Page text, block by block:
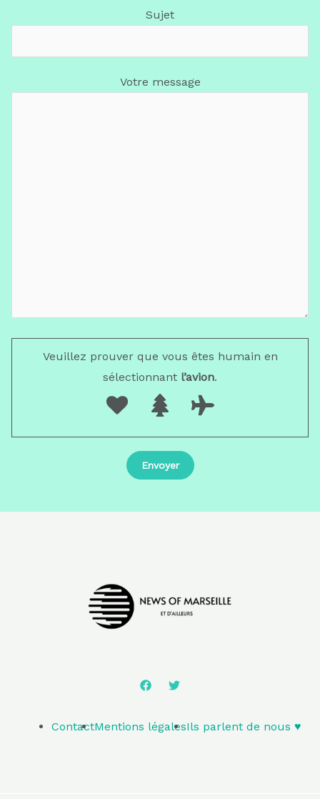
Sujet
Votre message
Veuillez prouver que vous êtes humain en
sélectionnant l’avion.
ContactMentions légalesIls parlent de nous ♥️